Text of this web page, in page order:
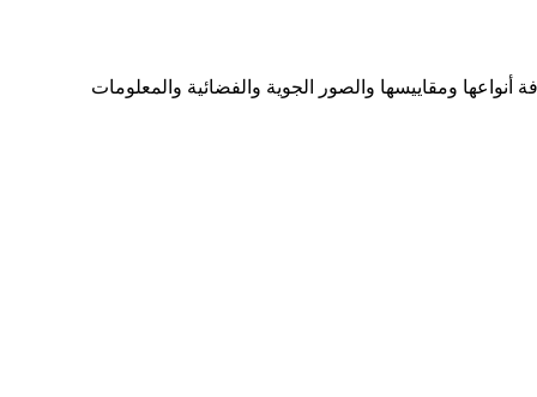
تحتاجه من الخرائط بكافة أنواعها ومقاييسها والصور الجوية والفضائية والمعلومات